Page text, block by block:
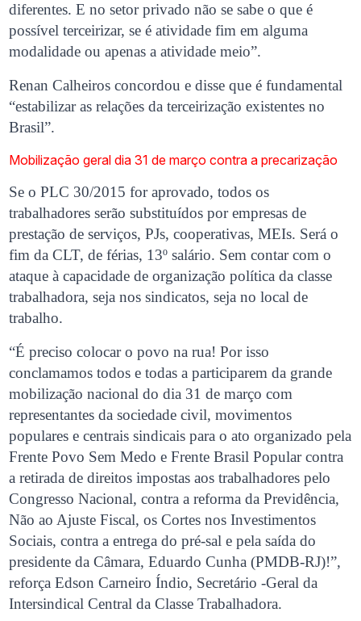
diferentes. E no setor privado não se sabe o que é
possível terceirizar, se é atividade fim em alguma
modalidade ou apenas a atividade meio”.
Renan Calheiros concordou e disse que é fundamental
“estabilizar as relações da terceirização existentes no
Brasil”.
Mobilização geral dia 31 de março contra a precarização
Se o PLC 30/2015 for aprovado, todos os
trabalhadores serão substituídos por empresas de
prestação de serviços, PJs, cooperativas, MEIs. Será o
fim da CLT, de férias, 13º salário. Sem contar com o
ataque à capacidade de organização política da classe
trabalhadora, seja nos sindicatos, seja no local de
trabalho.
“É preciso colocar o povo na rua! Por isso
conclamamos todos e todas a participarem da grande
mobilização nacional do dia 31 de março com
representantes da sociedade civil, movimentos
populares e centrais sindicais para o ato organizado pela
Frente Povo Sem Medo e Frente Brasil Popular contra
a retirada de direitos impostas aos trabalhadores pelo
Congresso Nacional, contra a reforma da Previdência,
Não ao Ajuste Fiscal, os Cortes nos Investimentos
Sociais, contra a entrega do pré-sal e pela saída do
presidente da Câmara, Eduardo Cunha (PMDB-RJ)!”,
reforça Edson Carneiro Índio, Secretário -Geral da
Intersindical Central da Classe Trabalhadora.